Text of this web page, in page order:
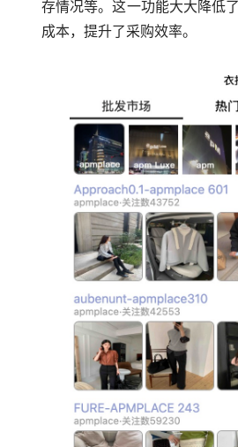
存情况等。这一功能大大降低
成本，提升了采购效率。